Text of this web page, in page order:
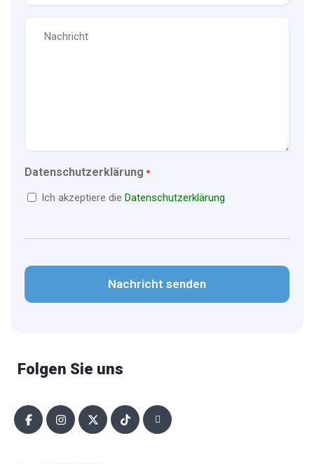
Datenschutzerklärung *
Ich akzeptiere die Datenschutzerklärung
Folgen Sie uns